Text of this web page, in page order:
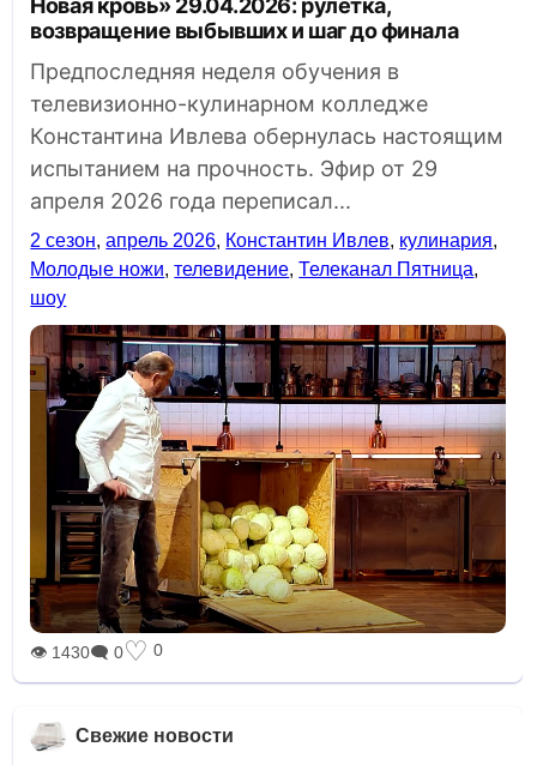
Новая кровь» 29.04.2026: рулетка,
возвращение выбывших и шаг до финала
Предпоследняя неделя обучения в
телевизионно-кулинарном колледже
Константина Ивлева обернулась настоящим
испытанием на прочность. Эфир от 29
апреля 2026 года переписал...
2 сезон,апрель 2026, Константин Ивлев, кулинария,
Молодые ножи,телевидение,Телеканал Пятница,
шоу
👁 1430🗨 0♡ 0
Свежие новости